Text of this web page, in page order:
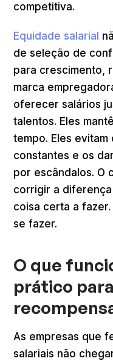
competitiva.
Equidade salarial
de seleção de
para crescimento,
marca
oferecer salários
talentos. Eles
tempo. Eles
constantes e os
por escândalos. O
corrigir a diferença
coisa certa a
se fazer.
O que
prático
As empresas que
salariais não